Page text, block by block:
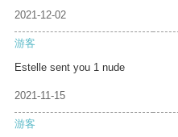
2021-12-02
游客
Estelle sent you 1 nude
2021-11-15
游客